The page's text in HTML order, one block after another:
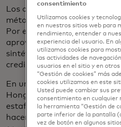
Los actores de amenazas
métodos para explotar
Por ejemplo, los estafadores
aprovechan cada vez más
sintéticos que imitan a un
credibilidad a sus esquemas.
En un ataque reciente, un
Hong Kong transfirió 25
estafadores que emplearon
hacer pasar por el director
consentimiento
Utilizamos cookies y
en nuestros sitios web para
rendimiento, entender a
experiencia del usuario. En
utilizamos cookies para
las actividades de
usuarios en el sitio y en
“Gestión de cookies” más
cookies utilizamos en este
Usted puede cambiar sus
consentimiento en cualquier
la herramienta “Gestión de
parte inferior de la pantalla
vez de botón en algunos